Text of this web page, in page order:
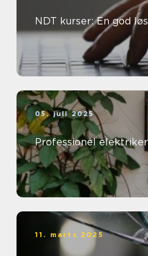
NDT kurser: En god
05. juli 2025
Professionel elektriker
11. marts 2025